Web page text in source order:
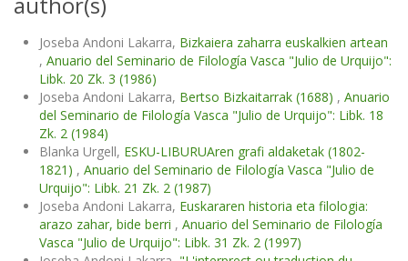
Joseba Andoni Lakarra, Bizkaiera zaharra euskalkien artean
, Anuario del Seminario de Filología Vasca "Julio de Urquijo":
Libk. 20 Zk. 3 (1986)
Joseba Andoni Lakarra, Bertso Bizkaitarrak (1688) , Anuario
del Seminario de Filología Vasca "Julio de Urquijo": Libk. 18
Zk. 2 (1984)
Blanka Urgell, ESKU-LIBURUAren grafi aldaketak (1802-
1821) , Anuario del Seminario de Filología Vasca "Julio de
Urquijo": Libk. 21 Zk. 2 (1987)
Joseba Andoni Lakarra, Euskararen historia eta filologia:
arazo zahar, bide berri , Anuario del Seminario de Filología
Vasca "Julio de Urquijo": Libk. 31 Zk. 2 (1997)